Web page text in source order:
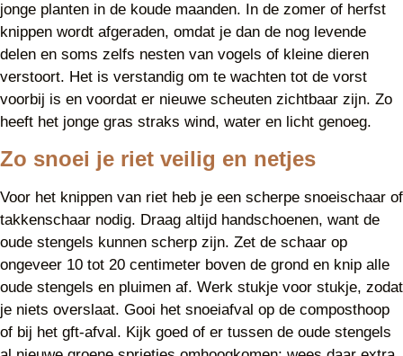
jonge planten in de koude maanden. In de zomer of herfst
knippen wordt afgeraden, omdat je dan de nog levende
delen en soms zelfs nesten van vogels of kleine dieren
verstoort. Het is verstandig om te wachten tot de vorst
voorbij is en voordat er nieuwe scheuten zichtbaar zijn. Zo
heeft het jonge gras straks wind, water en licht genoeg.
Zo snoei je riet veilig en netjes
Voor het knippen van riet heb je een scherpe snoeischaar of
takkenschaar nodig. Draag altijd handschoenen, want de
oude stengels kunnen scherp zijn. Zet de schaar op
ongeveer 10 tot 20 centimeter boven de grond en knip alle
oude stengels en pluimen af. Werk stukje voor stukje, zodat
je niets overslaat. Gooi het snoeiafval op de composthoop
of bij het gft-afval. Kijk goed of er tussen de oude stengels